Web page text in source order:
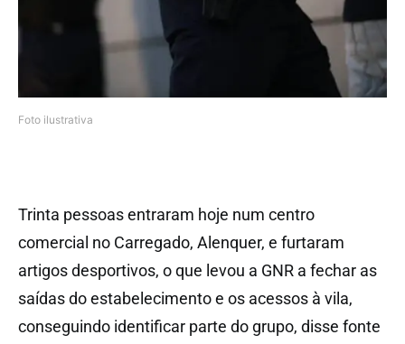
Foto ilustrativa
Trinta pessoas entraram hoje num centro
comercial no Carregado, Alenquer, e furtaram
artigos desportivos, o que levou a GNR a fechar as
saídas do estabelecimento e os acessos à vila,
conseguindo identificar parte do grupo, disse fonte